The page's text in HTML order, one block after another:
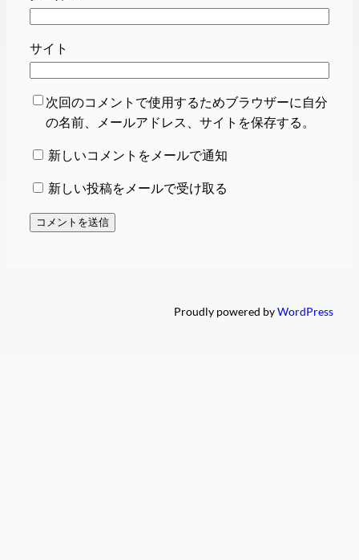
サイト
次回のコメントで使用するためブラウザーに自分
の名前、メールアドレス、サイトを保存する。
新しいコメントをメールで通知
新しい投稿をメールで受け取る
Proudly powered byWordPress